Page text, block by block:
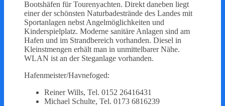
Bootshäfen für Tourenyachten. Direkt daneben liegt
einer der schönsten Naturbadestrände des Landes mit
Sportanlagen nebst Angelmöglichkeiten und
Kinderspielplatz. Moderne sanitäre Anlagen sind am
Hafen und im Strandbereich vorhanden. Diesel in
Kleinstmengen erhält man in unmittelbarer Nähe.
WLAN ist an der Steganlage vorhanden.
Hafenmeister/Havnefoged:
Reiner Wills, Tel. 0152 26416431
Michael Schulte, Tel. 0173 6816239